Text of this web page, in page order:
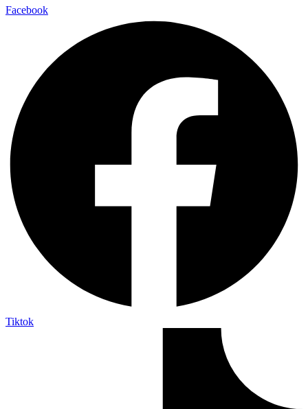
Facebook
Tiktok